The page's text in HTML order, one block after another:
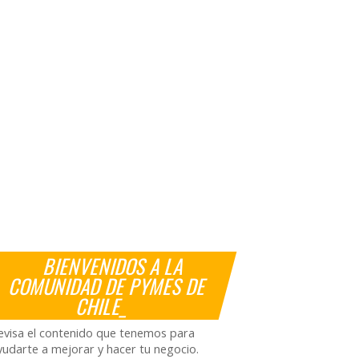
BIENVENIDOS A LA
COMUNIDAD DE PYMES DE
CHILE_
el contenido que tenemos para
a mejorar y hacer tu negocio.